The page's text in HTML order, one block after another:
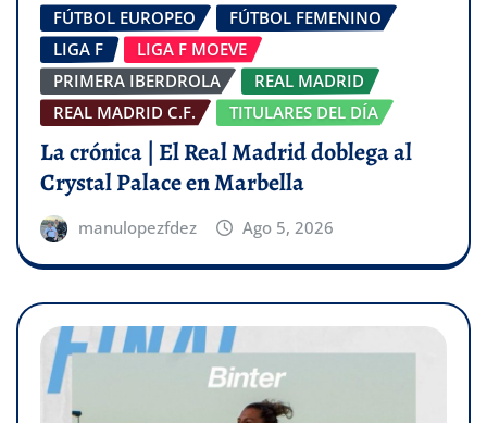
FÚTBOL EUROPEO
FÚTBOL FEMENINO
LIGA F
LIGA F MOEVE
PRIMERA IBERDROLA
REAL MADRID
REAL MADRID C.F.
TITULARES DEL DÍA
La crónica | El Real Madrid doblega al
Crystal Palace en Marbella
manulopezfdez Ago 5, 2026